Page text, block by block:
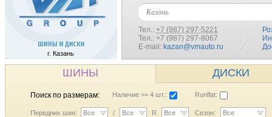
г. Казань
Казань
Тел.: +7 (987) 297-5221
Тел.: +7 (987) 297-8067
E-mail: kazan@vmauto.ru
ШИНЫ ДИСКИ
Поиск по размерам: Наличие >= 4 шт.: Runflat:
Передних шин: Все / Все R Все Сезон: Все